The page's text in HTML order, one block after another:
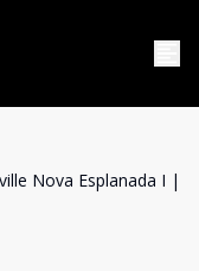
Nova Esplanada I |